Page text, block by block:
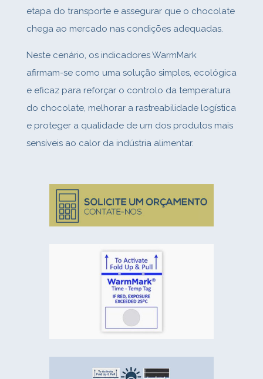
etapa do transporte e assegurar que o chocolate
chega ao mercado nas condições adequadas.
Neste cenário, os indicadores WarmMark
afirmam‑se como uma solução simples, ecológica
e eficaz para reforçar o controlo da temperatura
do chocolate, melhorar a rastreabilidade logística
e proteger a qualidade de um dos produtos mais
sensíveis ao calor da indústria alimentar.